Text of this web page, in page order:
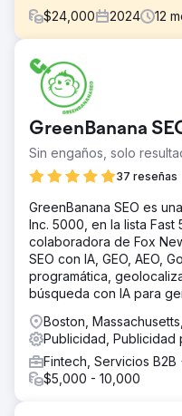
$24,000 2024 12
El reto
Lanzar una marca de
competitivos de la
fácil. Leafology tuvo
mercado repleto de
trabajaba dentro de las
publicitarias que rigen la
oportunidades de
estrictas directrices
Google y Meta. Más allá
marca también
sólida.
La solución
Creamos una estrategia
ayudó a Leafology a
cumpliendo al máximo
equipo desarrolló
convertir a los visitantes
incluían detalles de
GreenBanana
Sin engaños, solo
37 reseñas
GreenBanana SEO es
Inc. 5000, en la lista
colaboradora de Fox
SEO con IA, GEO, AEO,
programática,
búsqueda con IA para
Boston,
Publicidad, Publicidad
Fintech, Servicios B2B
$5,000 - 10,000